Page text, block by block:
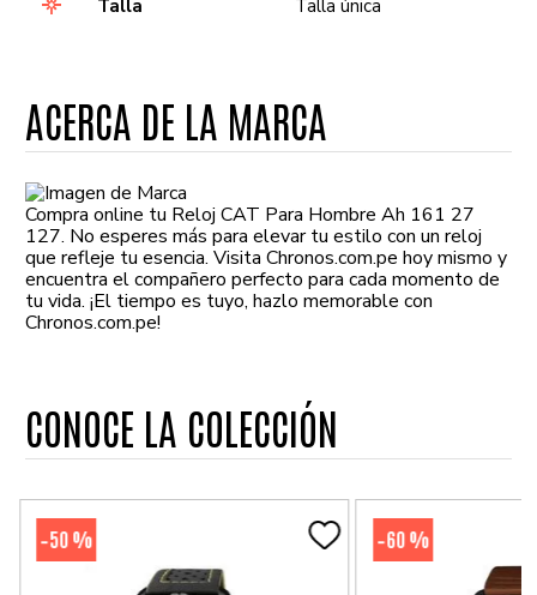
Talla Talla única
ACERCA DE LA MARCA
Compra online tu Reloj CAT Para Hombre Ah 161 27
127. No esperes más para elevar tu estilo con un reloj
que refleje tu esencia. Visita Chronos.com.pe hoy mismo y
encuentra el compañero perfecto para cada momento de
tu vida. ¡El tiempo es tuyo, hazlo memorable con
Chronos.com.pe!
CONOCE LA COLECCIÓN
-50 % -60 %